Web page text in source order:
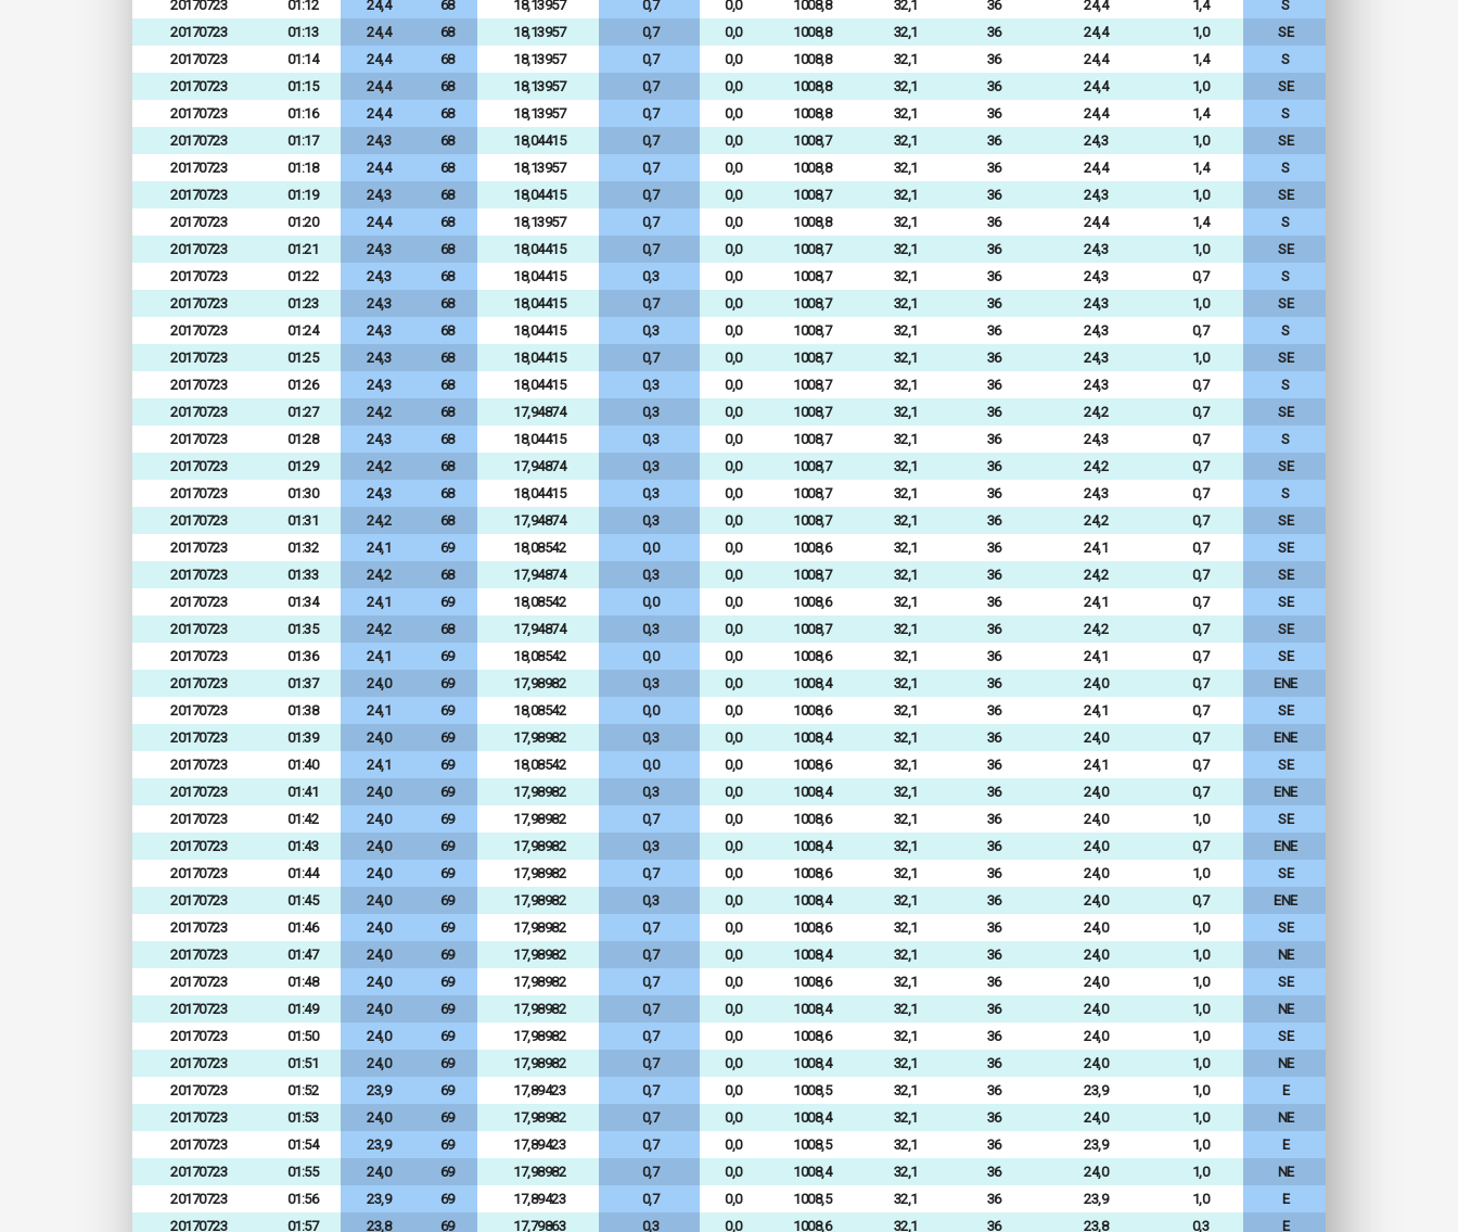
20170723
01:12 24,4 68 18,13957 0,7 0,0 1008,8 32,1 36 24,4 1,4
S
20170723
01:13 24,4 68 18,13957 0,7 0,0 1008,8 32,1 36 24,4 1,0
SE
20170723
01:14 24,4 68 18,13957 0,7 0,0 1008,8 32,1 36 24,4 1,4
S
20170723
01:15 24,4 68 18,13957 0,7 0,0 1008,8 32,1 36 24,4 1,0
SE
20170723
01:16 24,4 68 18,13957 0,7 0,0 1008,8 32,1 36 24,4 1,4
S
20170723
01:17 24,3 68 18,04415 0,7 0,0 1008,7 32,1 36 24,3 1,0
SE
20170723
01:18 24,4 68 18,13957 0,7 0,0 1008,8 32,1 36 24,4 1,4
S
20170723
01:19 24,3 68 18,04415 0,7 0,0 1008,7 32,1 36 24,3 1,0
SE
20170723
01:20 24,4 68 18,13957 0,7 0,0 1008,8 32,1 36 24,4 1,4
S
20170723
01:21 24,3 68 18,04415 0,7 0,0 1008,7 32,1 36 24,3 1,0
SE
20170723
01:22 24,3 68 18,04415 0,3 0,0 1008,7 32,1 36 24,3 0,7
S
20170723
01:23 24,3 68 18,04415 0,7 0,0 1008,7 32,1 36 24,3 1,0
SE
20170723
01:24 24,3 68 18,04415 0,3 0,0 1008,7 32,1 36 24,3 0,7
S
20170723
01:25 24,3 68 18,04415 0,7 0,0 1008,7 32,1 36 24,3 1,0
SE
20170723
01:26 24,3 68 18,04415 0,3 0,0 1008,7 32,1 36 24,3 0,7
S
20170723
01:27 24,2 68 17,94874 0,3 0,0 1008,7 32,1 36 24,2 0,7
SE
20170723
01:28 24,3 68 18,04415 0,3 0,0 1008,7 32,1 36 24,3 0,7
S
20170723
01:29 24,2 68 17,94874 0,3 0,0 1008,7 32,1 36 24,2 0,7
SE
20170723
01:30 24,3 68 18,04415 0,3 0,0 1008,7 32,1 36 24,3 0,7
S
20170723
01:31 24,2 68 17,94874 0,3 0,0 1008,7 32,1 36 24,2 0,7
SE
20170723
01:32 24,1 69 18,08542 0,0 0,0 1008,6 32,1 36 24,1 0,7
SE
20170723
01:33 24,2 68 17,94874 0,3 0,0 1008,7 32,1 36 24,2 0,7
SE
20170723
01:34 24,1 69 18,08542 0,0 0,0 1008,6 32,1 36 24,1 0,7
SE
20170723
01:35 24,2 68 17,94874 0,3 0,0 1008,7 32,1 36 24,2 0,7
SE
20170723
01:36 24,1 69 18,08542 0,0 0,0 1008,6 32,1 36 24,1 0,7
SE
20170723
01:37 24,0 69 17,98982 0,3 0,0 1008,4 32,1 36 24,0 0,7
ENE
20170723
01:38 24,1 69 18,08542 0,0 0,0 1008,6 32,1 36 24,1 0,7
SE
20170723
01:39 24,0 69 17,98982 0,3 0,0 1008,4 32,1 36 24,0 0,7
ENE
20170723
01:40 24,1 69 18,08542 0,0 0,0 1008,6 32,1 36 24,1 0,7
SE
20170723
01:41 24,0 69 17,98982 0,3 0,0 1008,4 32,1 36 24,0 0,7
ENE
20170723
01:42 24,0 69 17,98982 0,7 0,0 1008,6 32,1 36 24,0 1,0
SE
20170723
01:43 24,0 69 17,98982 0,3 0,0 1008,4 32,1 36 24,0 0,7
ENE
20170723
01:44 24,0 69 17,98982 0,7 0,0 1008,6 32,1 36 24,0 1,0
SE
20170723
01:45 24,0 69 17,98982 0,3 0,0 1008,4 32,1 36 24,0 0,7
ENE
20170723
01:46 24,0 69 17,98982 0,7 0,0 1008,6 32,1 36 24,0 1,0
SE
20170723
01:47 24,0 69 17,98982 0,7 0,0 1008,4 32,1 36 24,0 1,0
NE
20170723
01:48 24,0 69 17,98982 0,7 0,0 1008,6 32,1 36 24,0 1,0
SE
20170723
01:49 24,0 69 17,98982 0,7 0,0 1008,4 32,1 36 24,0 1,0
NE
20170723
01:50 24,0 69 17,98982 0,7 0,0 1008,6 32,1 36 24,0 1,0
SE
20170723
01:51 24,0 69 17,98982 0,7 0,0 1008,4 32,1 36 24,0 1,0
NE
20170723
01:52 23,9 69 17,89423 0,7 0,0 1008,5 32,1 36 23,9 1,0
E
20170723
01:53 24,0 69 17,98982 0,7 0,0 1008,4 32,1 36 24,0 1,0
NE
20170723
01:54 23,9 69 17,89423 0,7 0,0 1008,5 32,1 36 23,9 1,0
E
20170723
01:55 24,0 69 17,98982 0,7 0,0 1008,4 32,1 36 24,0 1,0
NE
20170723
01:56 23,9 69 17,89423 0,7 0,0 1008,5 32,1 36 23,9 1,0
E
20170723
01:57 23,8 69 17,79863 0,3 0,0 1008,6 32,1 36 23,8 0,3 E